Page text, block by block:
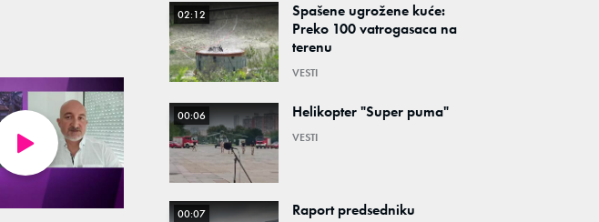
02:12
Spašene ugrožene kuće:
Preko 100 vatrogasaca na
terenu
VESTI
00:06 Helikopter "Super puma"
VESTI
00:07 Raport predsedniku